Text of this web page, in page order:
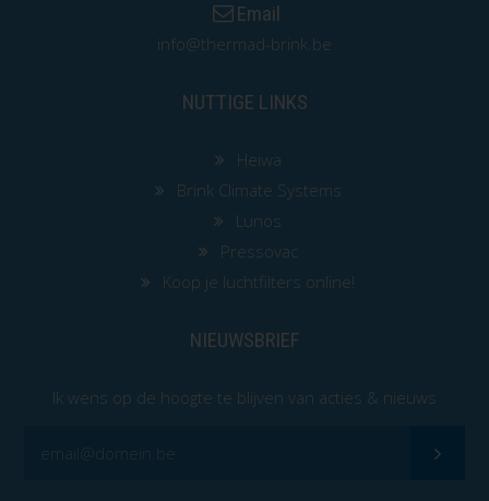
Email
info@thermad-brink.be
NUTTIGE LINKS
Heiwa
Brink Climate Systems
Lunos
Pressovac
Koop je luchtfilters online!
NIEUWSBRIEF
Ik wens op de hoogte te blijven van acties & nieuws